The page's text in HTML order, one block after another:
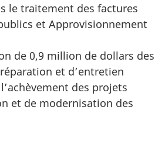
le traitement des factures
et Approvisionnement
de 0,9 million de dollars des
et d’entretien
des projets
et de modernisation des